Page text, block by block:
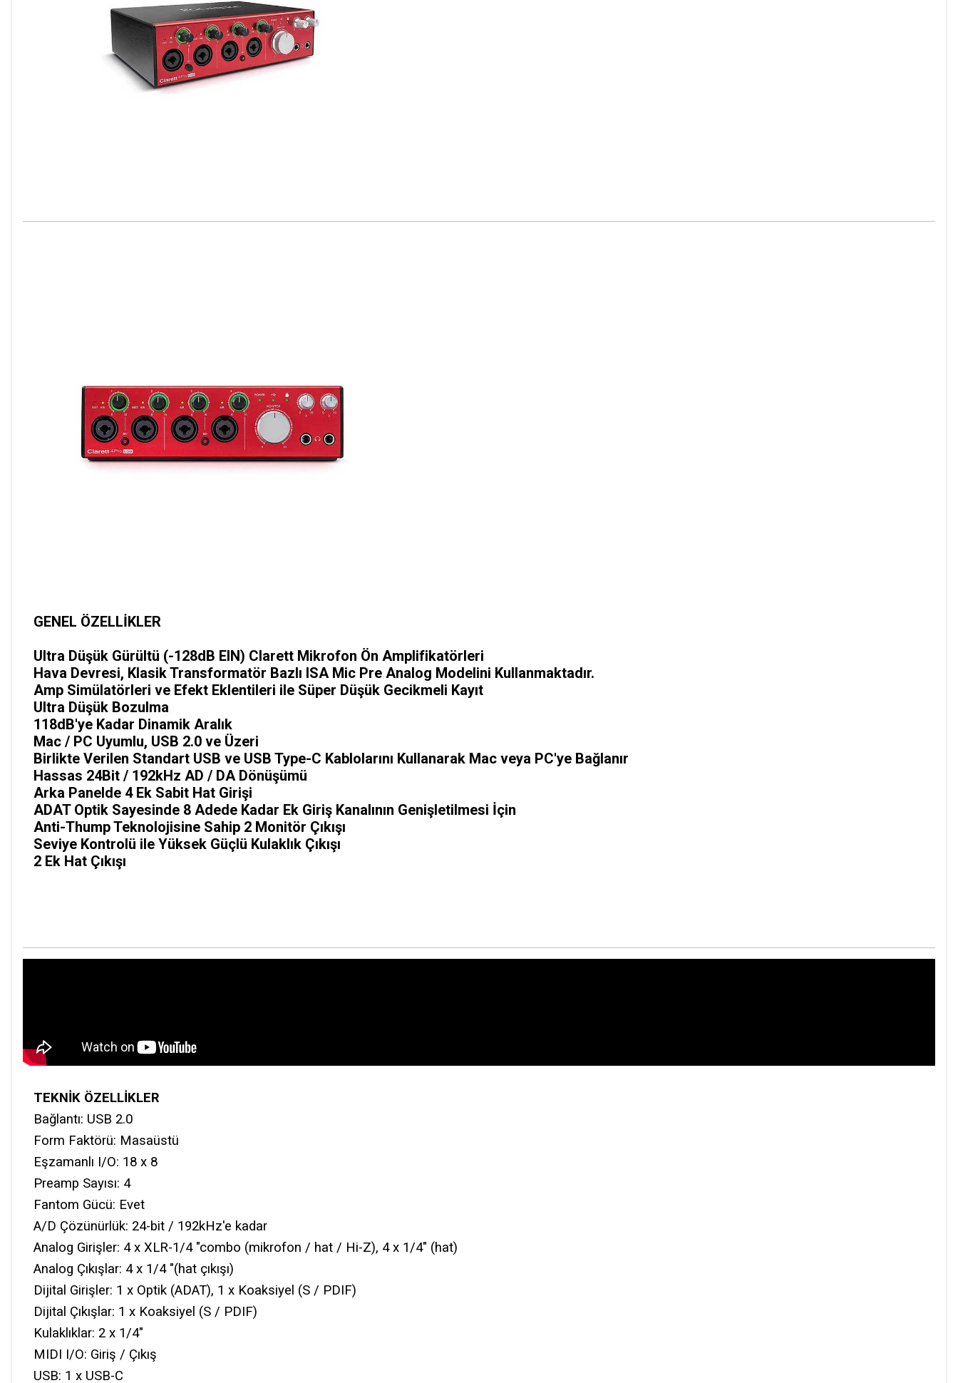
GENEL ÖZELLİKLER
Ultra Düşük Gürültü (-128dB EIN) Clarett Mikrofon Ön Amplifikatörleri
Hava Devresi, Klasik Transformatör Bazlı ISA Mic Pre Analog Modelini Kullanmaktadır.
Amp Simülatörleri ve Efekt Eklentileri ile Süper Düşük Gecikmeli Kayıt
Ultra Düşük Bozulma
118dB'ye Kadar Dinamik Aralık
Mac / PC Uyumlu, USB 2.0 ve Üzeri
Birlikte Verilen Standart USB ve USB Type-C Kablolarını Kullanarak Mac veya PC'ye Bağlanır
Hassas 24Bit / 192kHz AD / DA Dönüşümü
Arka Panelde 4 Ek Sabit Hat Girişi
ADAT Optik Sayesinde 8 Adede Kadar Ek Giriş Kanalının Genişletilmesi İçin
Anti-Thump Teknolojisine Sahip 2 Monitör Çıkışı
Seviye Kontrolü ile Yüksek Güçlü Kulaklık Çıkışı
2 Ek Hat Çıkışı
TEKNİK ÖZELLİKLER
Bağlantı: USB 2.0
Form Faktörü: Masaüstü
Eşzamanlı I/O: 18 x 8
Preamp Sayısı: 4
Fantom Gücü: Evet
A/D Çözünürlük: 24-bit / 192kHz'e kadar
Analog Girişler: 4 x XLR-1/4 "combo (mikrofon / hat / Hi-Z), 4 x 1/4" (hat)
Analog Çıkışlar: 4 x 1/4 "(hat çıkışı)
Dijital Girişler: 1 x Optik (ADAT), 1 x Koaksiyel (S / PDIF)
Dijital Çıkışlar: 1 x Koaksiyel (S / PDIF)
Kulaklıklar: 2 x 1/4"
MIDI I/O: Giriş / Çıkış
USB: 1 x USB-C